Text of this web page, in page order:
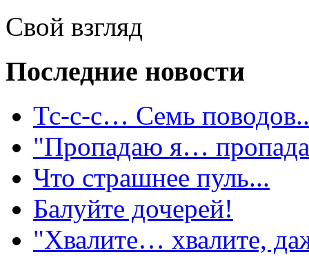
Свой взгляд
Последние новости
Тс-с-с… Семь
"Пропадаю я…
Что страшнее пуль...
Балуйте дочерей!
"Хвалите… хвалите,